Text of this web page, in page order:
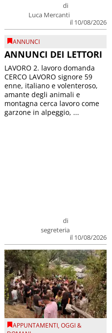
di
Luca Mercanti
il 10/08/2026
ANNUNCI
ANNUNCI DEI LETTORI
di
segreteria
il 10/08/2026
LAVORO 2. lavoro domanda
CERCO LAVORO signore 59
enne, italiano e volenteroso,
amante degli animali e
montagna cerca lavoro come
garzone in alpeggio, ...
APPUNTAMENTI,OGGI &